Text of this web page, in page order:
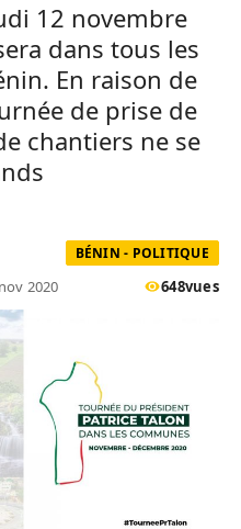
12 novembre
dans tous les
En raison de
de prise de
chantiers ne se
BÉNIN - POLITIQUE
2020 648vues